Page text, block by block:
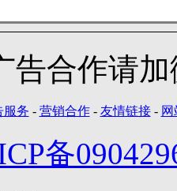
告合作请加
服务 - 营销合作- 友情链接-
备